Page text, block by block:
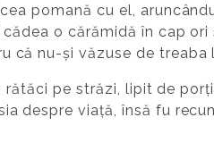
pomană cu el,
o cărămidă în cap
că nu-și văzuse de treaba
pe străzi, lipit de
despre viață, însă fu